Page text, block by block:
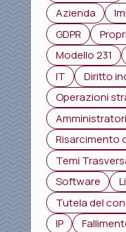
Azienda
GDPR
Modello 231
IT
Diritto
Operazioni
Amministratori
Risarcimento
Temi
Software
Tutela del
IP